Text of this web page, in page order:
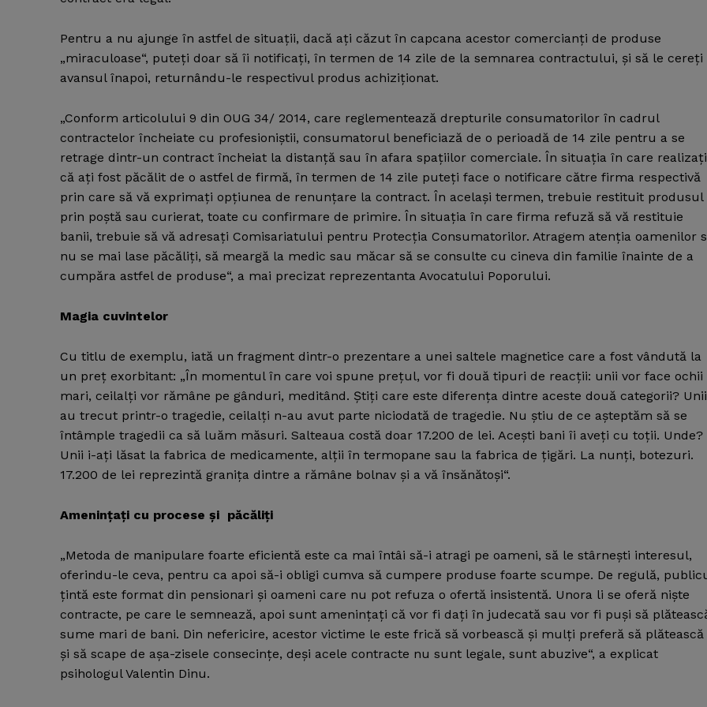
Pentru a nu ajunge în astfel de situaţii, dacă aţi căzut în capcana acestor comercianţi de produse
„miraculoase“, puteţi doar să îi notificaţi, în termen de 14 zile de la semnarea contractului, şi să le cereţi
avansul înapoi, returnându-le respectivul produs achiziţionat.
„Conform articolului 9 din OUG 34/ 2014, care reglementează drepturile consumatorilor în cadrul
contractelor încheiate cu profesioniştii, consumatorul beneficiază de o perioadă de 14 zile pentru a se
retrage dintr-un contract încheiat la distanţă sau în afara spaţiilor comerciale. În situaţia în care realizaţi
că aţi fost păcălit de o astfel de firmă, în termen de 14 zile puteţi face o notificare către firma respectivă
prin care să vă exprimaţi opţiunea de renunţare la contract. În acelaşi termen, trebuie restituit produsul
prin poştă sau curierat, toate cu confirmare de primire. În situaţia în care firma refuză să vă restituie
banii, trebuie să vă adresaţi Comisariatului pentru Protecţia Consumatorilor. Atragem atenţia oamenilor
nu se mai lase păcăliţi, să meargă la medic sau măcar să se consulte cu cineva din familie înainte de a
cumpăra astfel de produse“, a mai precizat reprezentanta Avocatului Poporului.
Magia cuvintelor
Cu titlu de exemplu, iată un fragment dintr-o prezentare a unei saltele magnetice care a fost vândută la
un preţ exorbitant: „În momentul în care voi spune preţul, vor fi două tipuri de reacţii: unii vor face ochii
mari, ceilalţi vor rămâne pe gânduri, meditând. Ştiţi care este diferenţa dintre aceste două categorii? Unii
au trecut printr-o tragedie, ceilalţi n-au avut parte niciodată de tragedie. Nu ştiu de ce aşteptăm să se
întâmple tragedii ca să luăm măsuri. Salteaua costă doar 17.200 de lei. Aceşti bani îi aveţi cu toţii. Unde?
Unii i-aţi lăsat la fabrica de medicamente, alţii în termopane sau la fabrica de ţigări. La nunţi, botezuri.
17.200 de lei reprezintă graniţa dintre a rămâne bolnav şi a vă însănătoşi“.
Ameninţaţi cu procese şi păcăliţi
„Metoda de manipulare foarte eficientă este ca mai întâi să-i atragi pe oameni, să le stârneşti interesul,
oferindu-le ceva, pentru ca apoi să-i obligi cumva să cumpere produse foarte scumpe. De regulă,
ţintă este format din pensionari şi oameni care nu pot refuza o ofertă insistentă. Unora li se oferă nişte
contracte, pe care le semnează, apoi sunt ameninţaţi că vor fi daţi în judecată sau vor fi puşi să
sume mari de bani. Din nefericire, acestor victime le este frică să vorbească şi mulţi preferă să plătească
şi să scape de aşa-zisele consecinţe, deşi acele contracte nu sunt legale, sunt abuzive“, a explicat
psihologul Valentin Dinu.